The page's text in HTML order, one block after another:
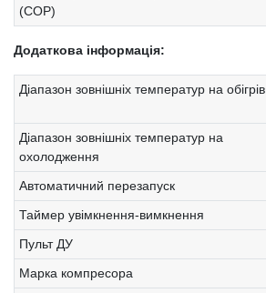
(COP)
Додаткова інформація:
Діапазон зовнішніх температур на обігрів
Діапазон зовнішніх температур на
охолодження
Автоматичний перезапуск
Таймер увімкнення-вимкнення
Пульт ДУ
Марка компресора